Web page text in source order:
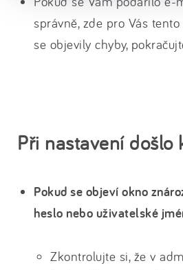
správně, zde pro Vás
se objevily chyby,
Při nastavení došlo
Pokud se objeví okno
heslo nebo uživatelské
Zkontrolujte si, že v